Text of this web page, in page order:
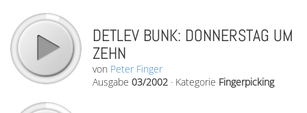
DETLEV BUNK: DONNERSTAG UM
ZEHN
von Peter Finger
Ausgabe 03/2002 · Kategorie Fingerpicking